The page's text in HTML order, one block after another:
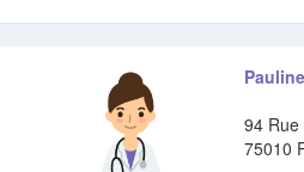
94
75010